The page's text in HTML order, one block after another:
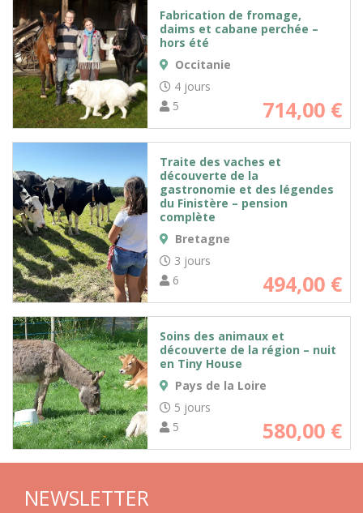
Fabrication de fromage,
daims et cabane perchée –
hors été
Occitanie
4 jours
5
714,00 €
Traite des vaches et
découverte de la
gastronomie et des légendes
du Finistère – pension
complète
Bretagne
3 jours
6
494,00 €
Soins des animaux et
découverte de la région – nuit
en Tiny House
Pays de la Loire
5 jours
5
580,00 €
NEWSLETTER